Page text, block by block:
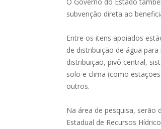
O Governo do Estado
subvenção direta ao
Entre os itens apoiados
de distribuição de água
distribuição, pivô central,
solo e clima (como
outros.
Na área de pesquisa, serão
Estadual de Recursos